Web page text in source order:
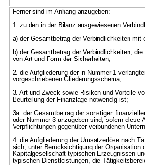
Ferner sind im Anhang anzugeben:
1. zu den in der Bilanz ausgewiesenen
a) der Gesamtbetrag der Verbindlichkeiten
b) der Gesamtbetrag der Verbindlichkeiten,
von Art und Form der Sicherheiten;
2. die Aufgliederung der in Nummer 1
vorgeschriebenen Gliederungsschema;
3. Art und Zweck sowie Risiken und Vorteile
Beurteilung der Finanzlage notwendig ist;
3a. der Gesamtbetrag der sonstigen
oder Nummer 3 anzugeben sind, sofern diese
Verpflichtungen gegenüber verbundenen
4. die Aufgliederung der Umsatzerlöse nach
sich, unter Berücksichtigung der Organisation
Kapitalgesellschaft typischen Erzeugnissen
typischen Dienstleistungen, die